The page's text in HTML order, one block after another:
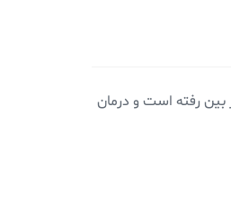
عفونت از بین رفته است و درمان